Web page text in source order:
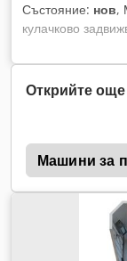
Състояние: нов,
кулачково
Открийте
Машини за